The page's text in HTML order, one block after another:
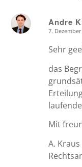
Andre
7.
Sehr
das
Mit
A. Kraus